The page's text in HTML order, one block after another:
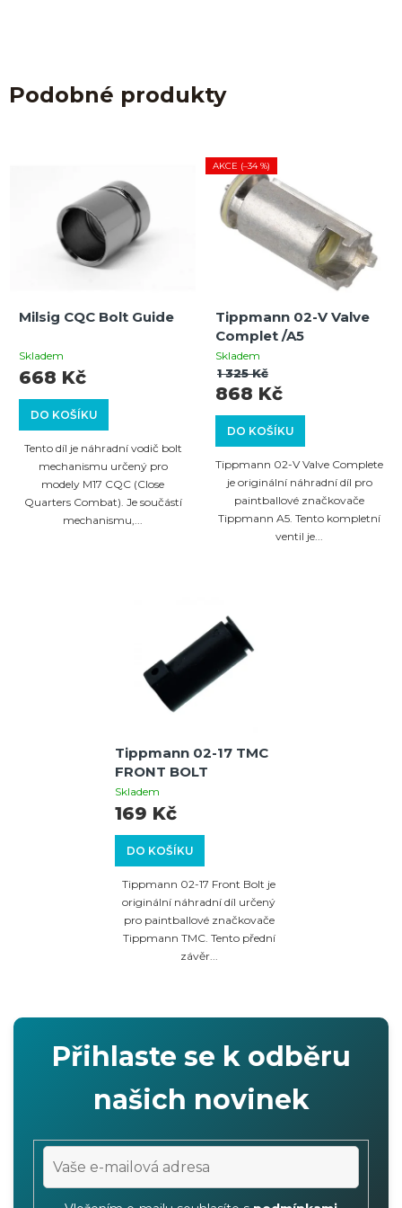
Podobné produkty
Milsig CQC Bolt Guide
Skladem
DO KOŠÍKU
668 Kč
Tento díl je náhradní vodič bolt
mechanismu určený pro
modely M17 CQC (Close
Quarters Combat). Je součástí
mechanismu,...
AKCE (–34 %)
Tippmann 02-V Valve
Complet /A5
Skladem
DO KOŠÍKU
868 Kč
1 325 Kč
Tippmann 02-V Valve Complete
je originální náhradní díl pro
paintballové značkovače
Tippmann A5. Tento kompletní
ventil je...
Tippmann 02-17 TMC
FRONT BOLT
Skladem
DO KOŠÍKU
169 Kč
Tippmann 02-17 Front Bolt je
originální náhradní díl určený
pro paintballové značkovače
Tippmann TMC. Tento přední
závěr...
Přihlaste se k odběru
našich novinek